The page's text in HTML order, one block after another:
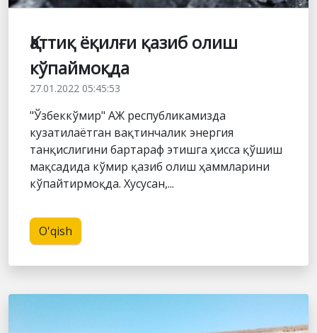
Қаттиқ ёқилғи қазиб олиш
кўпаймоқда
27.01.2022 05:45:53
"Ўзбеккўмир" АЖ республикамизда
кузатилаётган вақтинчалик энергия
танқислигини бартараф этишга ҳисса қўшиш
мақсадида кўмир қазиб олиш ҳаммларини
кўпайтирмоқда. Хусусан,...
O'qish